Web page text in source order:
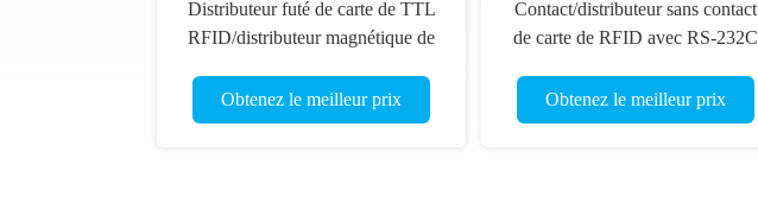
Distributeur futé de carte de TTL
RFID/distributeur magnétique de
Obtenez le meilleur prix
Contact/distributeur sans contact
de carte de RFID avec RS-232C
d'accès
Obtenez le meilleur prix